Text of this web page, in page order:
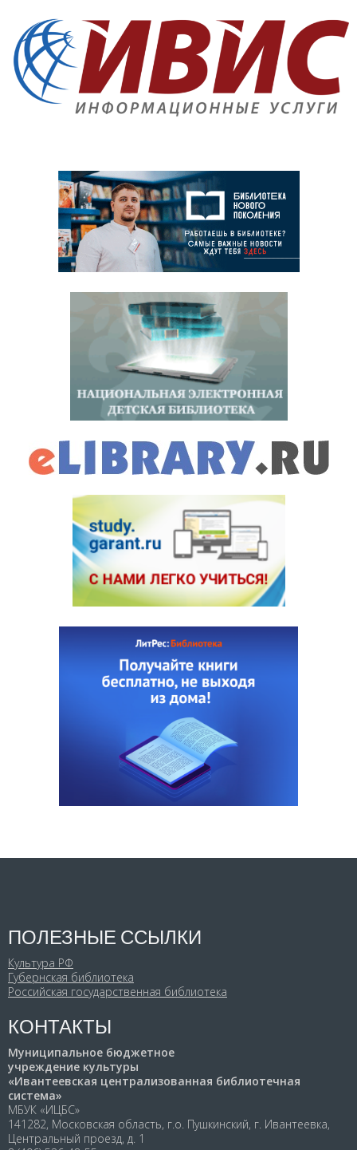
ПОЛЕЗНЫЕ ССЫЛКИ
Культура РФ
Губернская библиотека
Российская государственная библиотека
КОНТАКТЫ
Муниципальное бюджетное
учреждение культуры
«Ивантеевская централизованная библиотечная
система»
МБУК «ИЦБС»
141282, Московская область, г.о. Пушкинский, г. Ивантеевка,
Центральный проезд, д. 1